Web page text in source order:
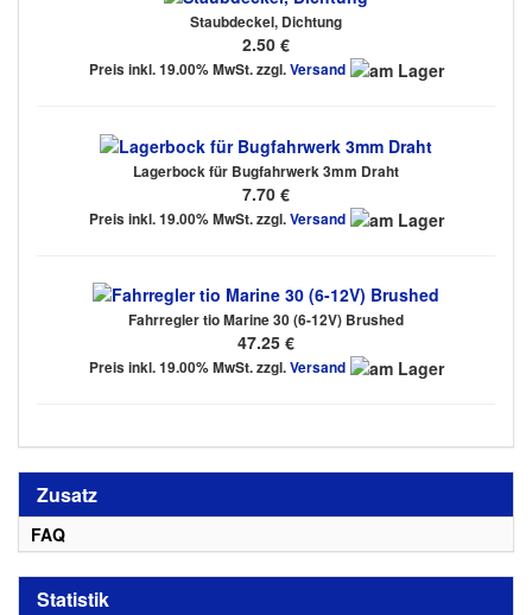
Staubdeckel, Dichtung
2.50 €
Preis inkl. 19.00% MwSt. zzgl.Versand
Lagerbock für Bugfahrwerk 3mm Draht
7.70 €
Preis inkl. 19.00% MwSt. zzgl.Versand
Fahrregler tio Marine 30 (6-12V) Brushed
47.25 €
Preis inkl. 19.00% MwSt. zzgl.Versand
Zusatz
FAQ
Statistik